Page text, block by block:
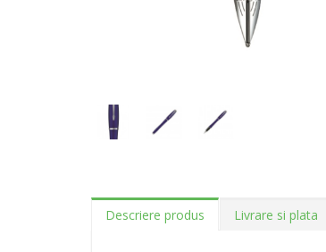
Descriere produs Livrare si plata